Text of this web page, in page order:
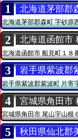
1 北海道茅部郡
北海道茅部郡森町字砂原
2 北海道函館市
北海道函館市 船見町１８
3 岩手県紫波郡
岩手県紫波郡紫波町片寄
4 宮城県角田市
宮城県角田市尾山字山根
5 秋田県仙北郡